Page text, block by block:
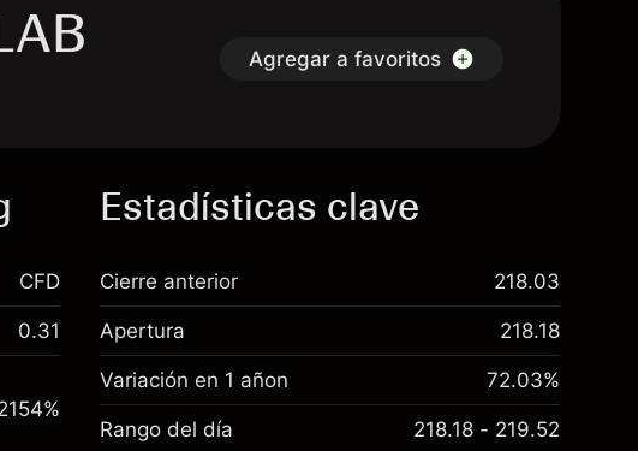
Agregar a favoritos
para
CFD
0.31
%
Estadísticas clave
Cierre anterior 218.03
Apertura 218.18
Variación en 1 añon 72.03%
Rango del día 218.18 - 219.52